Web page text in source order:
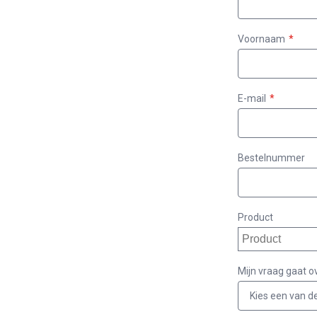
Voornaam
E-mail
Bestelnummer
Product
Mijn vraag gaat